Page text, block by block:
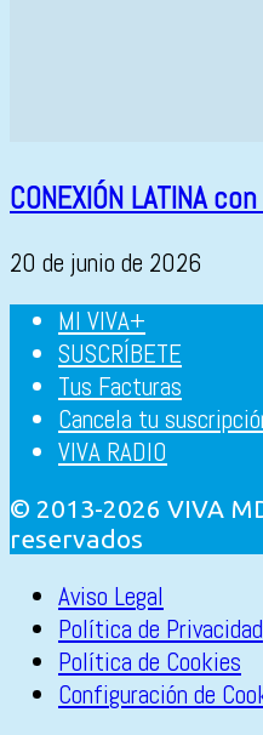
CONEXIÓN LATINA con
20 de junio de 2026
MI VIVA+
SUSCRÍBETE
Tus Facturas
Cancela tu
VIVA RADIO
© 2013-2026 VIVA
reservados
Aviso Legal
Política de Privacidad
Política de Cookies
Configuración de